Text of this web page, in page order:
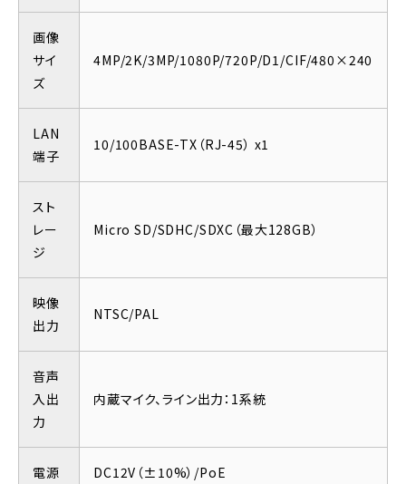
画像
サイ
ズ
4MP/2K/3MP/1080P/720P/D1/CIF/480×240
LAN
端子
10/100BASE-TX（RJ-45） x1
スト
レー
ジ
Micro SD/SDHC/SDXC（最大128GB）
映像
出力
NTSC/PAL
音声
入出
力
内蔵マイク、ライン出力：1系統
電源 DC12V（±10%）/PoE